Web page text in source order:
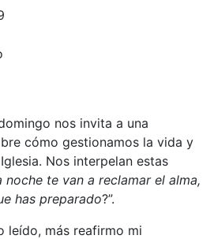
nos invita a una
cómo gestionamos la vida y
Nos interpelan estas
noche te van a reclamar el alma,
has preparado?”.
leído, más reafirmo mi